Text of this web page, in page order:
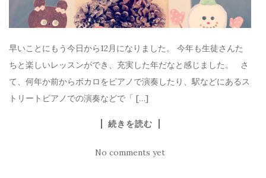
早いことにもう今日から12月になりました。 今年も生徒さんた
ちと楽しいレッスンができ、充実した年だなと感じました。 さ
て、何年か前からボカロをピアノで演奏したり、駅などにあるス
トリートピアノでの演奏などで「 […]
続きを読む
No comments yet